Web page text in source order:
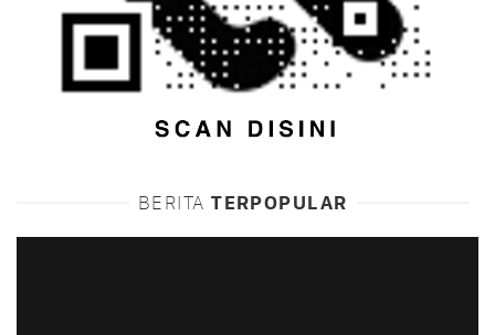
BERITA TERPOPULAR